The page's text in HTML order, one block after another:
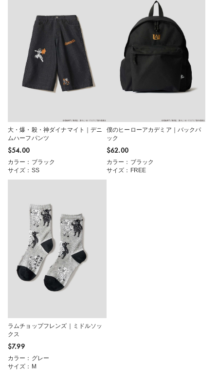
大・爆・殺・神ダイナマイト｜デニ
ムハーフパンツ
$‌54.00
カラー：ブラック
サイズ：SS
僕のヒーローアカデミア｜バックパ
ック
$‌62.00
カラー：ブラック
サイズ：FREE
ラムチョップフレンズ｜ミドルソッ
クス
$‌7.99
カラー：グレー
サイズ：M